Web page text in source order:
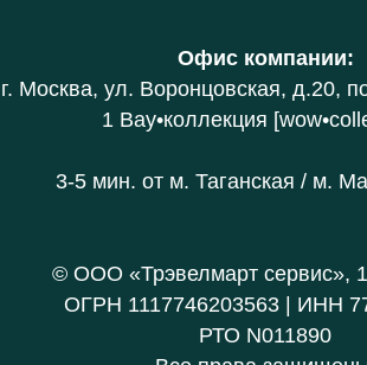
Офис компании:
г. Москва, ул. Воронцовская, д.20,
1 Вау•коллекция
3-5 мин. от м. Таганская / м.
© ООО «Трэвелмарт сервис»,
ОГРН 1117746203563 | ИНН
РТО N011890